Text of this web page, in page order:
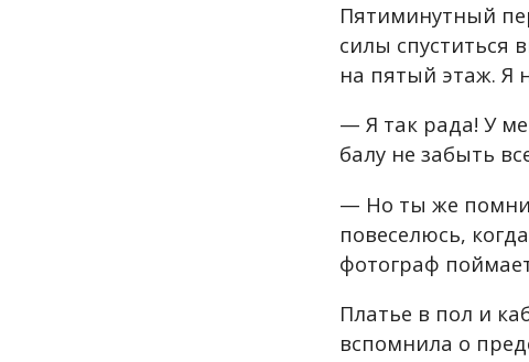
Пятиминутный
силы спуститься
на пятый этаж. Я
— Я так рада! У
балу не забыть
— Но ты же
повеселюсь,
фотограф
Платье в пол и
вспомнила о